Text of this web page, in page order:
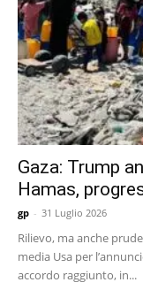
Gaza: Trump
Hamas,
gp - 31 Luglio 2026
Rilievo, ma anche
media Usa per
accordo raggiunto, in...